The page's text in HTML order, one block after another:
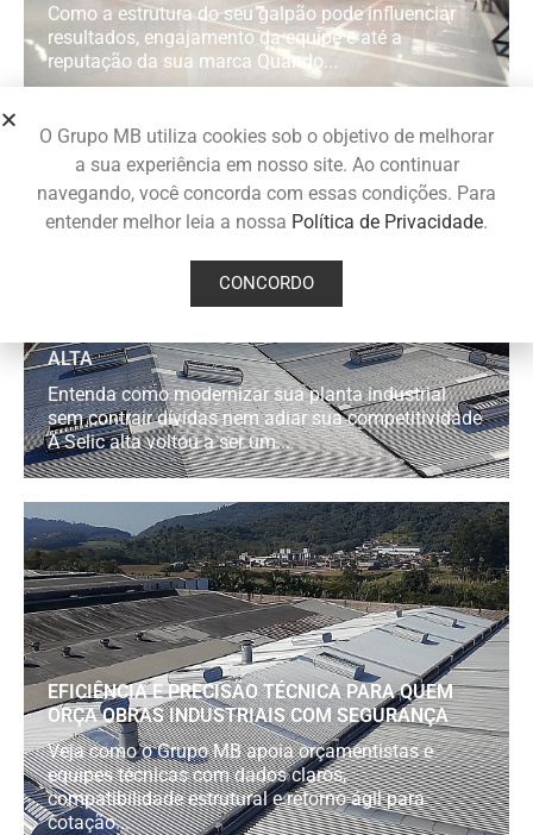
Como a estrutura do seu galpão pode influenciar
resultados, engajamento da equipe e até a
reputação da sua marca Quando...
CRÉDITO CARO, OBRAS TRAVADAS: POR QUE O
ALTA
Entenda como modernizar sua planta industrial
sem contrair dívidas nem adiar sua competitividade
A Selic alta voltou a ser um...
EFICIÊNCIA E PRECISÃO TÉCNICA PARA QUEM
ORÇA OBRAS INDUSTRIAIS COM SEGURANÇA
Veja como o Grupo MB apoia orçamentistas e
equipes técnicas com dados claros,
compatibilidade estrutural e retorno ágil para
cotação...
O Grupo MB utiliza cookies sob o objetivo de melhorar
a sua experiência em nosso site. Ao continuar
navegando, você concorda com essas condições. Para
entender melhor leia a nossa Política de Privacidade.
CONCORDO